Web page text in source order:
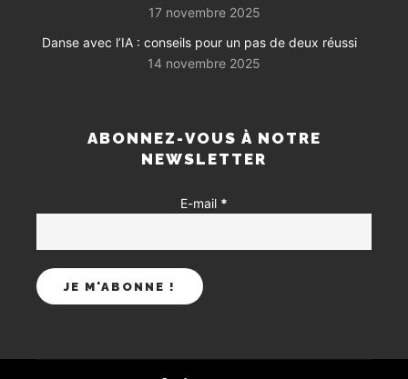
17 novembre 2025
Danse avec l’IA : conseils pour un pas de deux réussi
14 novembre 2025
ABONNEZ-VOUS À NOTRE
NEWSLETTER
E-mail *